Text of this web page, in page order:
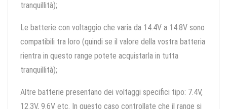
tranquillità);
Le batterie con voltaggio che varia da 14.4V a 14.8V sono
compatibili tra loro (quindi se il valore della vostra batteria
rientra in questo range potete acquistarla in tutta
tranquillità);
Altre batterie presentano dei voltaggi specifici tipo: 7.4V,
12.3V, 9.6V etc. In questo caso controllate che il range si